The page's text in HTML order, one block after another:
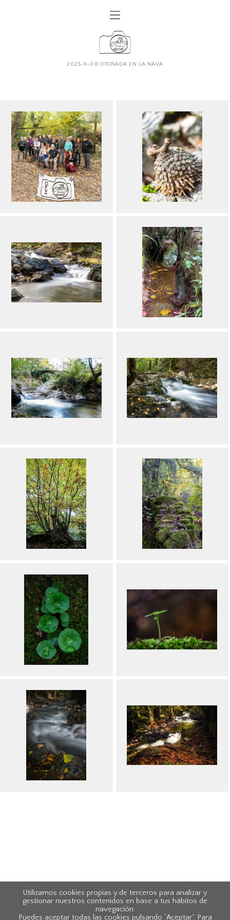
2025-11-08 OTOÑADA EN LA NAVA
Utilizamos cookies propias y de terceros para analizar y
gestionar nuestros contenidos en base a tus hábitos de
navegación.
Puedes aceptar todas las cookies pulsando “Aceptar”. Para